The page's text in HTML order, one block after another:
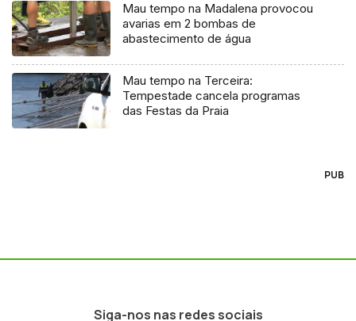
Mau tempo na Madalena provocou
avarias em 2 bombas de
abastecimento de água
Mau tempo na Terceira:
Tempestade cancela programas
das Festas da Praia
PUB
Siga-nos nas redes sociais